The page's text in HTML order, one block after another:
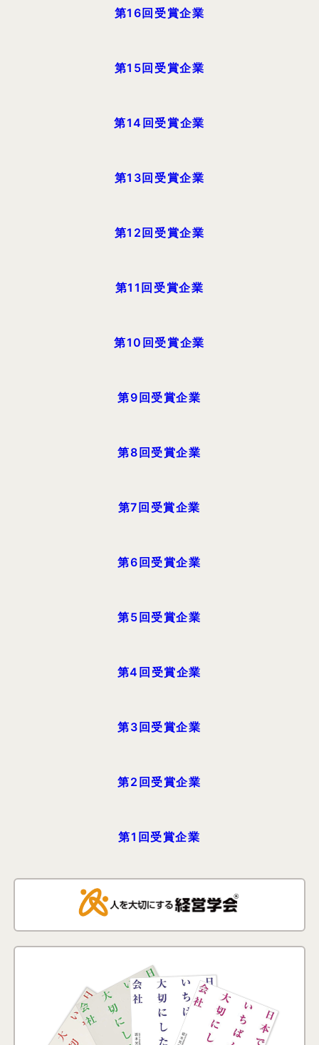
第16回受賞企業
第15回受賞企業
第14回受賞企業
第13回受賞企業
第12回受賞企業
第11回受賞企業
第10回受賞企業
第9回受賞企業
第8回受賞企業
第7回受賞企業
第6回受賞企業
第5回受賞企業
第4回受賞企業
第3回受賞企業
第2回受賞企業
第1回受賞企業